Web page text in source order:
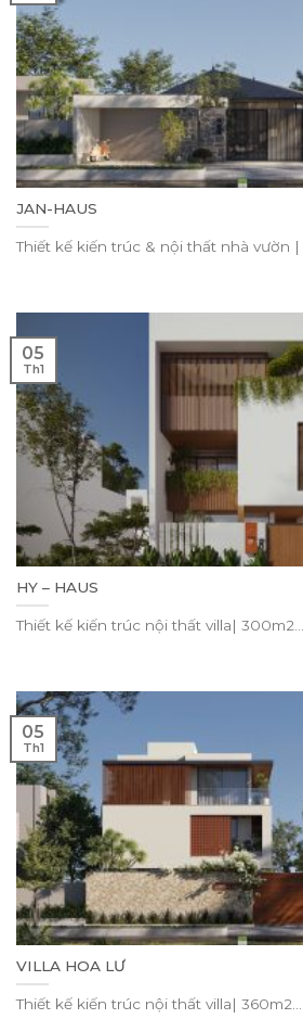
JAN-HAUS
Thiết kế kiến trúc & nội thất nhà vườn |
HY – HAUS
Thiết kế kiến trúc nội thất villa|
05
Th1
VILLA HOA LƯ
Thiết kế kiến trúc nội thất villa| 360m2......
05
Th1